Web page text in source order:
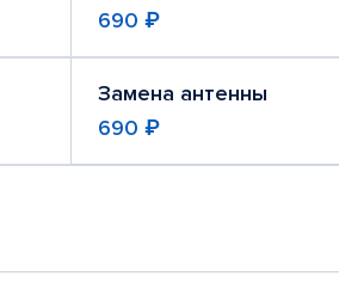
690 ₽
Замена антенны
690 ₽